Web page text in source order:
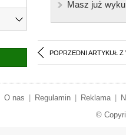
Masz już
POPRZEDNI ARTYKUŁ Z
O nas Regulamin Reklama
©